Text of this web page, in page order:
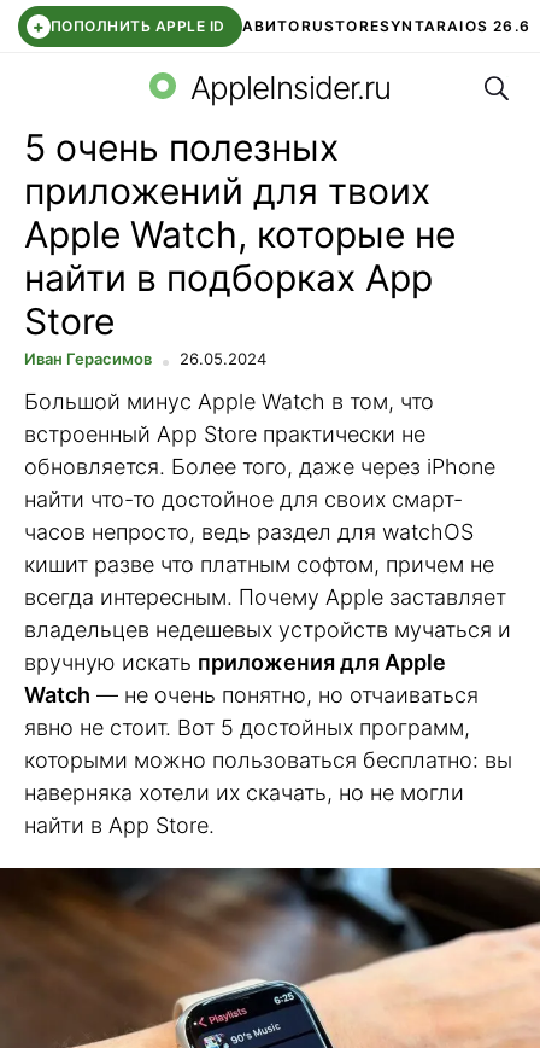
+ ПОПОЛНИТЬ APPLE ID АВИТОRUSTORESYNTARAIOS 26.6
СБЕР КИДС ЧАТ ROBLOXВТБ ОНЛАЙН
AppleInsider.ru
5 очень полезных
приложений для твоих
Apple Watch, которые не
найти в подборках App
Store
Иван Герасимов 26.05.2024
Большой минус Apple Watch в том, что
встроенный App Store практически не
обновляется. Более того, даже через iPhone
найти что-то достойное для своих смарт-
часов непросто, ведь раздел для watchOS
кишит разве что платным софтом, причем не
всегда интересным. Почему Apple заставляет
владельцев недешевых устройств мучаться и
вручную искать приложения для Apple
Watch — не очень понятно, но отчаиваться
явно не стоит. Вот 5 достойных программ,
которыми можно пользоваться бесплатно: вы
наверняка хотели их скачать, но не могли
найти в App Store.